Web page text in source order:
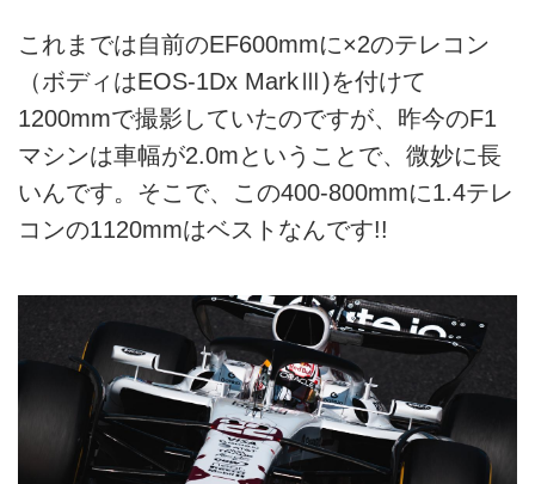
これまでは自前のEF600mmに×2のテレコン
（ボディはEOS-1Dx MarkⅢ)を付けて
1200mmで撮影していたのですが、昨今のF1
マシンは車幅が2.0mということで、微妙に長
いんです。そこで、この400-800mmに1.4テレ
コンの1120mmはベストなんです!!